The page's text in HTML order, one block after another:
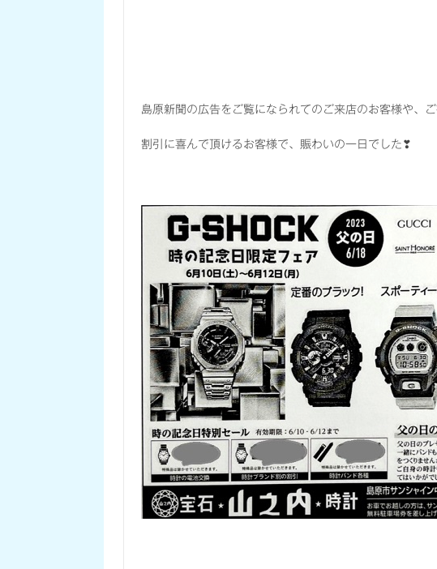
島原新聞の広告をご覧になられてのご来店のお客様や、
割引に喜んで頂けるお客様で、賑わいの一日でした❣